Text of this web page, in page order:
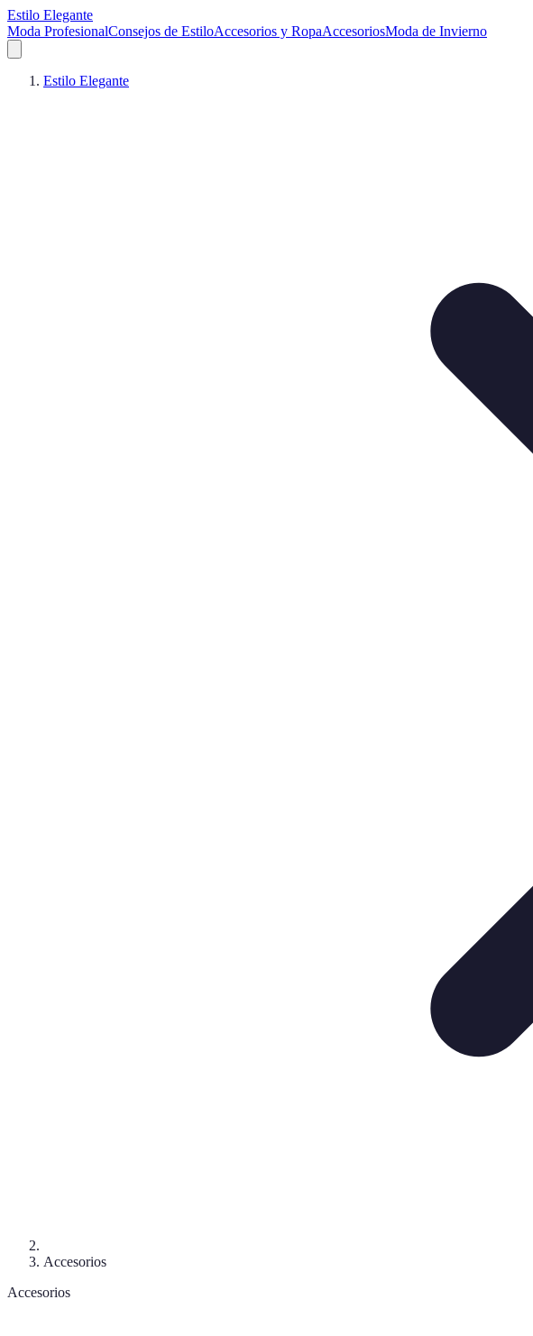
Estilo Elegante
Moda ProfesionalConsejos de EstiloAccesorios y RopaAccesoriosModa de Invierno
Estilo Elegante
Accesorios
Accesorios